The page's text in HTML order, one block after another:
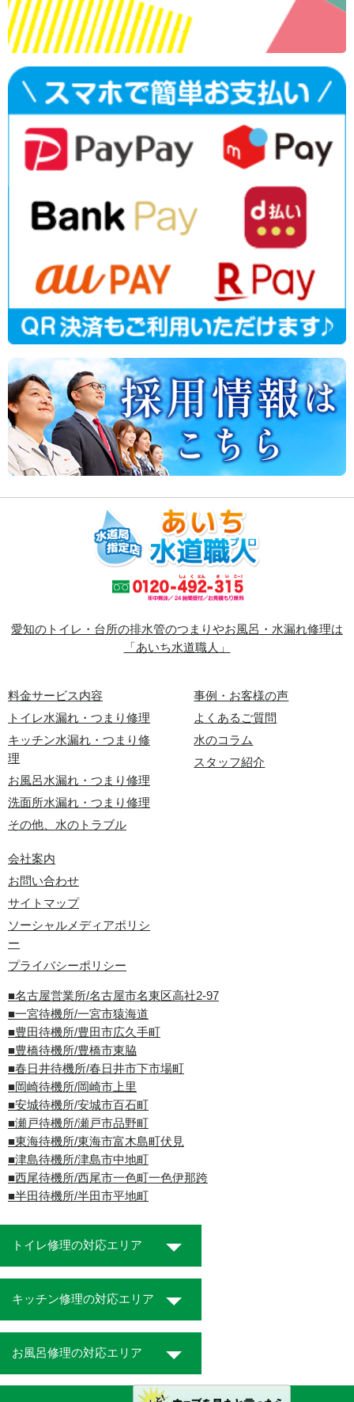
愛知のトイレ・台所の排水管のつまりやお風呂・水漏れ修理は
「あいち水道職人」
料金サービス内容
トイレ水漏れ・つまり修理
キッチン水漏れ・つまり修
理
お風呂水漏れ・つまり修理
洗面所水漏れ・つまり修理
その他、水のトラブル
事例・お客様の声
よくあるご質問
水のコラム
スタッフ紹介
会社案内
お問い合わせ
サイトマップ
ソーシャルメディアポリシ
ー
プライバシーポリシー
■名古屋営業所/名古屋市名東区高社2-97
■一宮待機所/一宮市猿海道
■豊田待機所/豊田市広久手町
■豊橋待機所/豊橋市東脇
■春日井待機所/春日井市下市場町
■岡崎待機所/岡崎市上里
■安城待機所/安城市百石町
■瀬戸待機所/瀬戸市品野町
■東海待機所/東海市富木島町伏見
■津島待機所/津島市中地町
■西尾待機所/西尾市一色町一色伊那跨
■半田待機所/半田市平地町
トイレ修理の対応エリア
キッチン修理の対応エリア
お風呂修理の対応エリア